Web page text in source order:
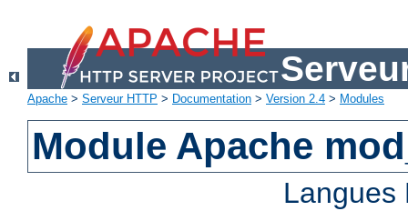
Apache > Serveur HTTP > Documentation > Version 2.4 > Modules
Module Apache